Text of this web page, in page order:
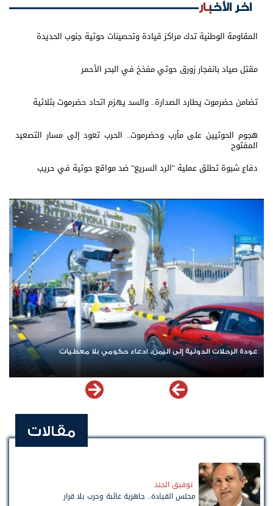
اخر الأخبار
المقاومة الوطنية تدك مراكز قيادة وتحصينات حوثية جنوب الحديدة
مقتل صياد بانفجار زورق حوثي مفخخ في البحر الأحمر
تضامن حضرموت يطارد الصدارة.. والسد يهزم اتحاد حضرموت بثلاثية
هجوم الحوثيين على مأرب وحضرموت.. الحرب تعود إلى مسار التصعيد
المفتوح
دفاع شبوة تطلق عملية "الرد السريع" ضد مواقع حوثية في حريب
عودة الرحلات الدولية إلى اليمن.. ادعاء حكومي بلا معطيات
مقالات
توفيق الجند
مجلس القيادة.. جاهزية غائبة وحرب بلا قرار